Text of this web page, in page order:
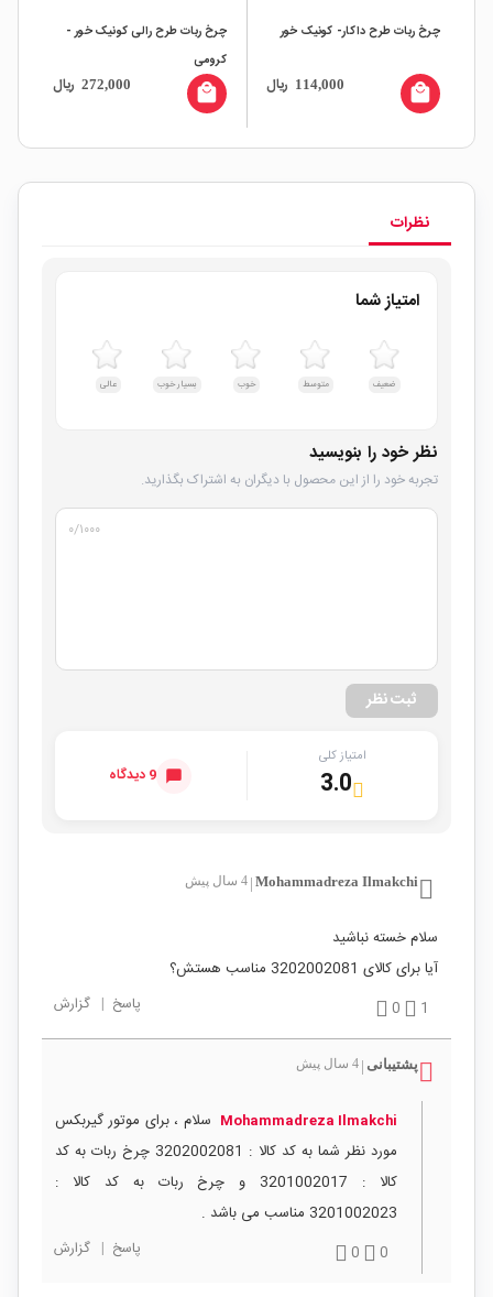
چرخ ربات طرح داکار- کونیک خور
114,000 ریال local_mall
چرخ ربات طرح رالی کونیک خور -
کرومی
272,000 ریال local_mall
نظرات
امتیاز شما
ضعیف متوسط خوب بسیار خوب عالی
نظر خود را بنویسید
تجربه خود را از این محصول با دیگران به اشتراک بگذارید.
۰/۱۰۰۰
ثبت نظر
امتیاز کلی
3.0 9 دیدگاه
Mohammadreza Ilmakchi 4 سال پیش
سلام خسته نباشید
آیا برای کالای 3202002081 مناسب هستش؟
1
0 پاسخ | گزارش
پشتیبانی 4 سال پیش
Mohammadreza Ilmakchi سلام ، برای موتور گیربکس
مورد نظر شما به کد کالا : 3202002081 چرخ ربات به کد
کالا : 3201002017 و چرخ ربات به کد کالا :
3201002023 مناسب می باشد .
0
0 پاسخ | گزارش